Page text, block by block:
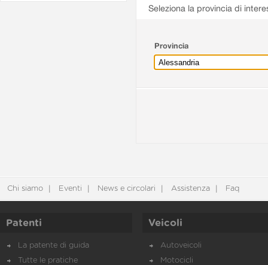
Seleziona la provincia di
Provincia
Chi siamo Eventi News e circolari Assistenza Faq
Patenti
La patente di guida
Tutte le pratiche
Veicoli
Autoveicoli
Motocicli